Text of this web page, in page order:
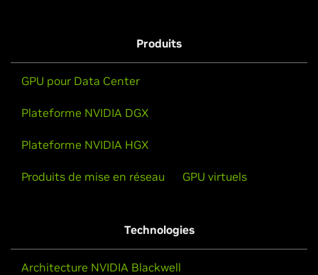
Produits
GPU pour Data Center
Plateforme NVIDIA DGX
Plateforme NVIDIA HGX
Produits de mise en réseau GPU virtuels
Technologies
Architecture NVIDIA Blackwell